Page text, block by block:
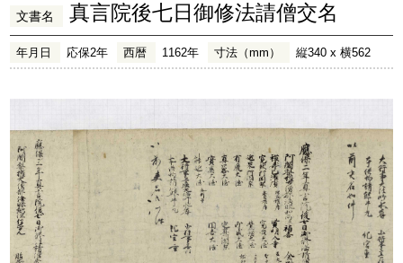
文書名 真言院後七日御修法請僧交名
年月日 応保2年 西暦 1162年 寸法（mm） 縦340 x 横562